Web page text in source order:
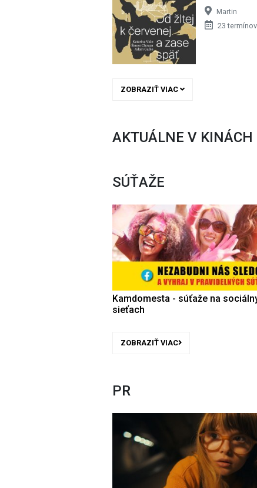
Martin
23 termínov
ZOBRAZIŤ VIAC
AKTUÁLNE V KINÁCH
SÚŤAŽE
Kamdomesta - súťaže na
sieťach
ZOBRAZIŤ VIAC
PR